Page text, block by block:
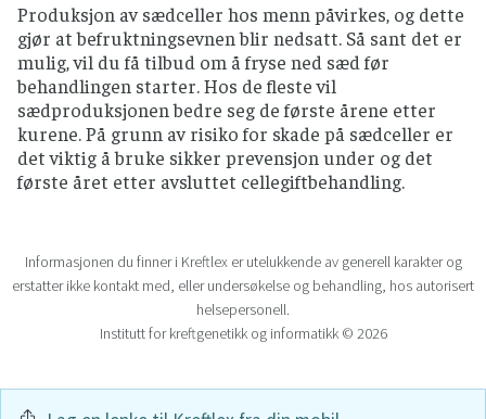
Produksjon av sædceller hos menn påvirkes, og dette
gjør at befruktningsevnen blir nedsatt. Så sant det er
mulig, vil du få tilbud om å fryse ned sæd før
behandlingen starter. Hos de fleste vil
sædproduksjonen bedre seg de første årene etter
kurene. På grunn av risiko for skade på sædceller er
det viktig å bruke sikker prevensjon under og det
første året etter avsluttet cellegiftbehandling.
Informasjonen du finner i Kreftlex er utelukkende av generell karakter og
erstatter ikke kontakt med, eller undersøkelse og behandling, hos autorisert
helsepersonell.
Institutt for kreftgenetikk og informatikk © 2026